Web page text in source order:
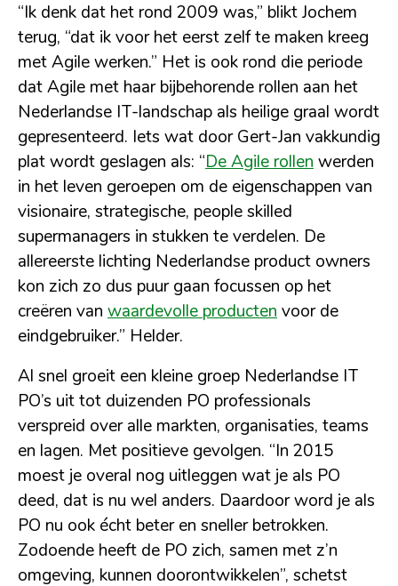
“Ik denk dat het rond 2009 was,” blikt Jochem
terug, “dat ik voor het eerst zelf te maken kreeg
met Agile werken.” Het is ook rond die periode
dat Agile met haar bijbehorende rollen aan het
Nederlandse IT-landschap als heilige graal wordt
gepresenteerd. Iets wat door Gert-Jan vakkundig
plat wordt geslagen als: “De Agile rollen werden
in het leven geroepen om de eigenschappen van
visionaire, strategische, people skilled
supermanagers in stukken te verdelen. De
allereerste lichting Nederlandse product owners
kon zich zo dus puur gaan focussen op het
creëren van waardevolle producten voor de
eindgebruiker.” Helder.
Al snel groeit een kleine groep Nederlandse IT
PO’s uit tot duizenden PO professionals
verspreid over alle markten, organisaties, teams
en lagen. Met positieve gevolgen. “In 2015
moest je overal nog uitleggen wat je als PO
deed, dat is nu wel anders. Daardoor word je als
PO nu ook écht beter en sneller betrokken.
Zodoende heeft de PO zich, samen met z’n
omgeving, kunnen doorontwikkelen”, schetst